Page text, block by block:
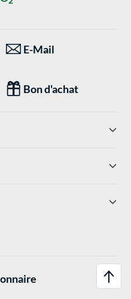
E-Mail
Bon d'achat